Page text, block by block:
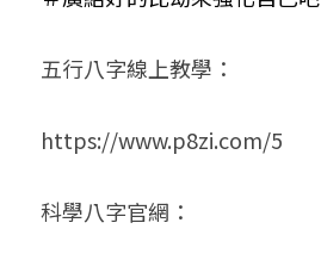
五行八字線上教學：
https://www.p8zi.com/5
科學八字官網：